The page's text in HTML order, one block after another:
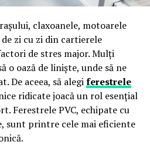
claxoanele, motoarele
zi cu zi din cartierele
de stres major. Mulți
o oază de liniște, unde să ne
De aceea, să alegiferestrele
ridicate joacă un rol esențial
Ferestrele PVC, echipate cu
sunt printre cele mai eficiente